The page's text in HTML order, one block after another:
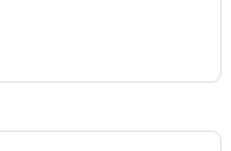
требования, предлагая
оптимальное
выполнение всех